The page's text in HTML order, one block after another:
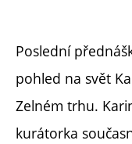
Poslední
pohled na svět
Zelném trhu.
kurátorka